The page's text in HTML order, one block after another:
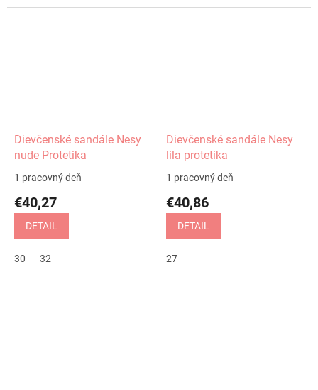
Dievčenské sandále Nesy
nude Protetika
1 pracovný deň
€40,27
DETAIL
30 32
Dievčenské sandále Nesy
lila protetika
1 pracovný deň
€40,86
DETAIL
27